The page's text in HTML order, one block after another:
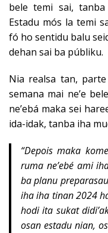
bele temi sai,
Estadu mós la temi
fó ho sentidu balu
dehan sai ba públiku.
Nia realsa tan,
semana mai ne’e
ne’ebá maka sei
ida-idak, tanba iha
“Depois maka
ruma ne’ebé ami
ba planu
iha iha tinan 2024
hodi ita sukat
osan estadu nian,